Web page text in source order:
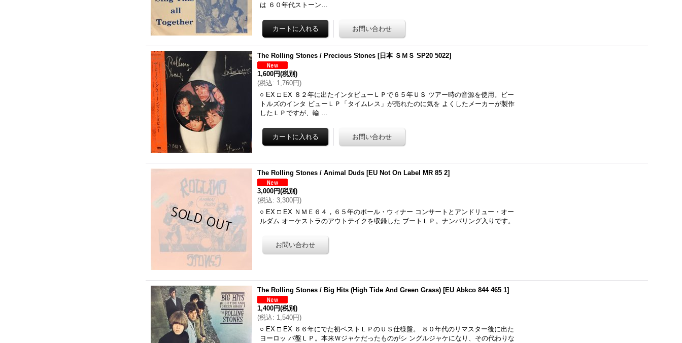
は ６０年代ストーン…
The Rolling Stones / Precious Stones [日本 ＳＭＳ SP20 5022]
1,600円(税別)
(税込: 1,760円)
○ EX □ EX ８２年に出たインタビューＬＰで６５年ＵＳ ツアー時の音源を使用。ビー
トルズのインタ ビューＬＰ「タイムレス」が売れたのに気を よくしたメーカーが製作
したＬＰですが、輸 …
The Rolling Stones / Animal Duds [EU Not On Label MR 85 2]
3,000円(税別)
(税込: 3,300円)
○ EX □ EX ＮＭＥ６４，６５年のポール・ウィナー コンサートとアンドリュー・オー
ルダム オーケストラのアウトテイクを収録した ブートＬＰ。ナンバリング入りです。
The Rolling Stones / Big Hits (High Tide And Green Grass) [EU Abkco 844 465 1]
1,400円(税別)
(税込: 1,540円)
○ EX □ EX ６６年にでた初ベストＬＰのＵＳ仕様盤。 ８０年代のリマスター後に出た
ヨーロッ パ盤ＬＰ。本来Ｗジャケだったものがシ ングルジャケになり、その代わりな